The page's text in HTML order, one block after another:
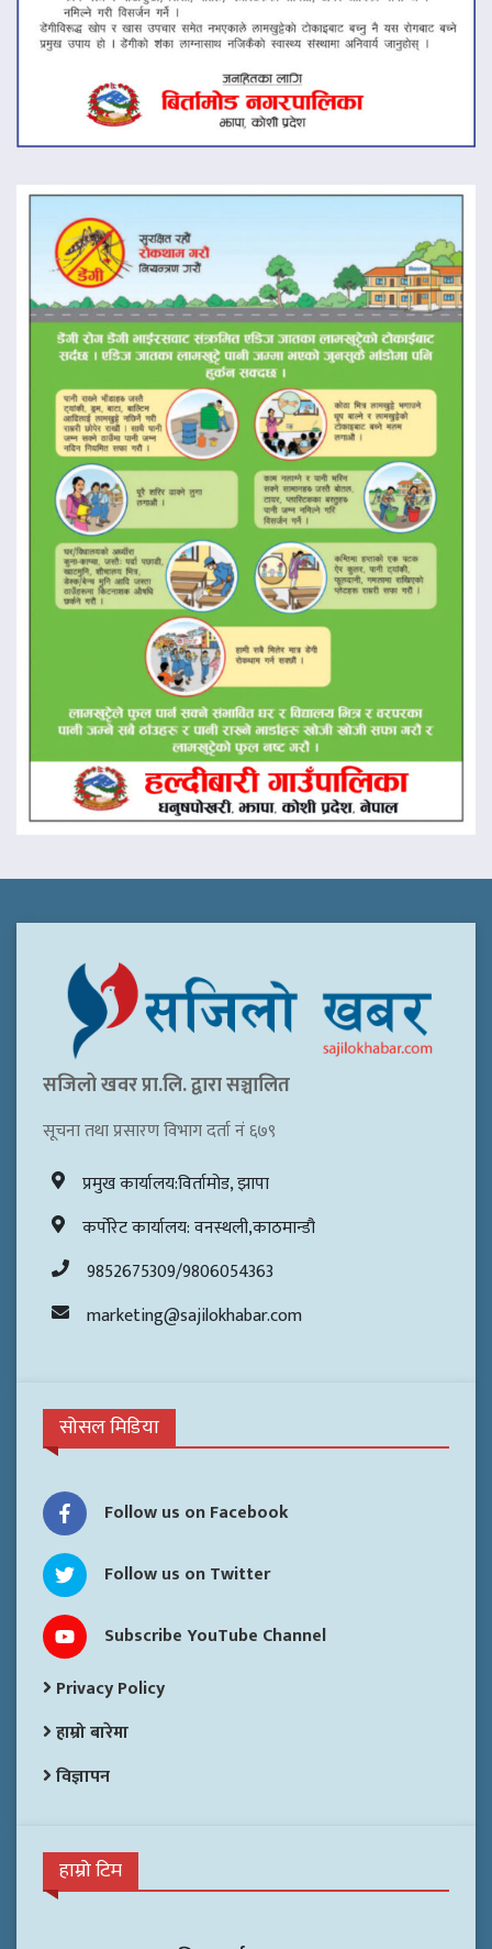
सजिलो खवर प्रा.लि. द्वारा सञ्चालित
सूचना तथा प्रसारण विभाग दर्ता नं ६७९
प्रमुख कार्यालय:विर्तामोड, झापा
कर्पोरेट कार्यालय: वनस्थली,काठमान्डौ
9852675309/9806054363
marketing@sajilokhabar.com
सोसल मिडिया
Follow us on Facebook
Follow us on Twitter
Subscribe YouTube Channel
Privacy Policy
हाम्रो बारेमा
विज्ञापन
हाम्रो टिम